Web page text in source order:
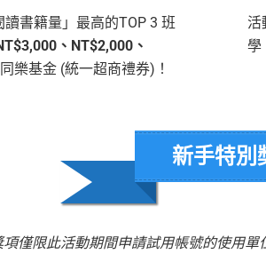
書籍量」最高的TOP 3 班
、NT$2,000、
樂基金 (統一超商禮券)！
活
學
新手特別
項僅限此活動期間申請試用帳號的使用